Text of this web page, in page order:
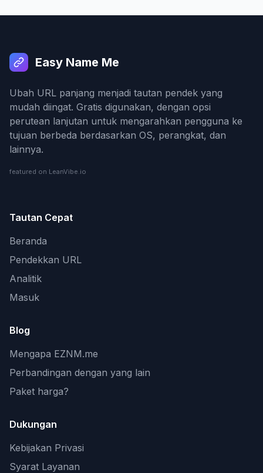
Easy Name Me
Ubah URL panjang menjadi tautan pendek yang
mudah diingat. Gratis digunakan, dengan opsi
perutean lanjutan untuk mengarahkan pengguna ke
tujuan berbeda berdasarkan OS, perangkat, dan
lainnya.
featured on LeanVibe.io
Tautan Cepat
Beranda
Pendekkan URL
Analitik
Masuk
Blog
Mengapa EZNM.me
Perbandingan dengan yang lain
Paket harga?
Dukungan
Kebijakan Privasi
Syarat Layanan